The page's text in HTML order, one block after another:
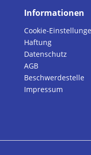
Informationen
Cookie-
Haftung
Datenschutz
AGB
Beschwerdestelle
Impressum